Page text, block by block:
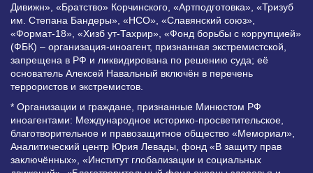
Дивижн», «Братство» Корчинского, «Артподготовка», «Тризуб
им. Степана Бандеры», «НСО», «Славянский союз»,
«Формат-18», «Хизб ут-Тахрир», «Фонд борьбы с коррупцией»
(ФБК) – организация-иноагент, признанная экстремистской,
запрещена в РФ и ликвидирована по решению суда; её
основатель Алексей Навальный включён в перечень
террористов и экстремистов.
* Организации и граждане, признанные Минюстом РФ
иноагентами: Международное историко-просветительское,
благотворительное и правозащитное общество «Мемориал»,
Аналитический центр Юрия Левады, фонд «В защиту прав
заключённых», «Институт глобализации и социальных